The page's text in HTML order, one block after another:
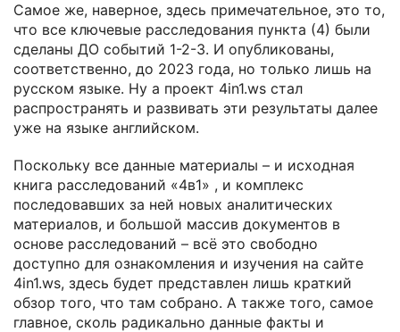
Самое же, наверное, здесь примечательное, это то,
что все ключевые расследования пункта (4) были
сделаны ДО событий 1-2-3. И опубликованы,
соответственно, до 2023 года, но только лишь на
русском языке. Ну а проект 4in1.ws стал
распространять и развивать эти результаты далее
уже на языке английском.
Поскольку все данные материалы – и исходная
книга расследований «4в1» , и комплекс
последовавших за ней новых аналитических
материалов, и большой массив документов в
основе расследований – всё это свободно
доступно для ознакомления и изучения на сайте
4in1.ws, здесь будет представлен лишь краткий
обзор того, что там собрано. А также того, самое
главное, сколь радикально данные факты и